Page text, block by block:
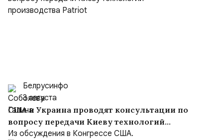
Белрусинфо
3 августа
США и Украина проводят консультации по
вопросу передачи Киеву технологий
производства Patriot
Из обсуждения в Конгрессе США.